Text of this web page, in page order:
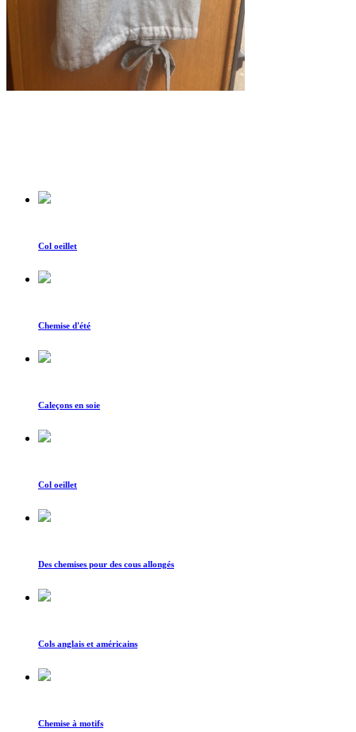
Col oeillet
Chemise d'été
Caleçons en soie
Col oeillet
Des chemises pour des cous allongés
Cols anglais et américains
Chemise à motifs